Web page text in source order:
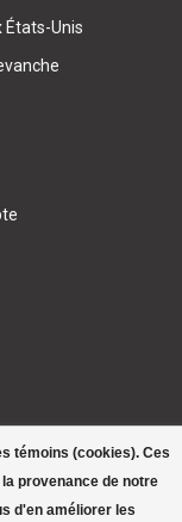
témoins (cookies). Ces
provenance de notre
d'en améliorer les
États-Unis